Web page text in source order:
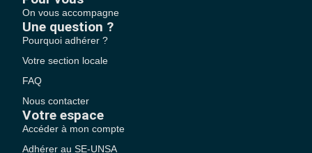
On vous accompagne
Une question ?
Pourquoi adhérer ?
Votre section locale
FAQ
Nous contacter
Votre espace
Accéder à mon compte
Adhérer au SE-UNSA